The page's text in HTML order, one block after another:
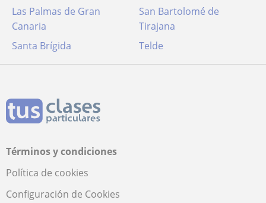
Las Palmas de Gran
Canaria
San Bartolomé de
Tirajana
Santa Brígida
Telde
Términos y condiciones
Política de cookies
Configuración de Cookies